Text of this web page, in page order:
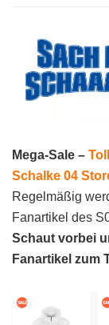
Mega-Sale –
Schalke 04
Regelmäßig
Fanartikel des
Schaut vorbei
Fanartikel zum